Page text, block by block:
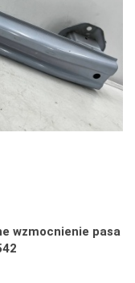
wzmocnienie pasa